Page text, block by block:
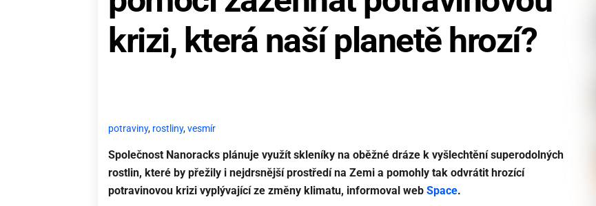
krizi, která naší planetě hrozí?
potraviny, rostliny,vesmír
Společnost Nanoracks plánuje využít skleníky na oběžné dráze k vyšlechtění superodolných
rostlin, které by přežily i nejdrsnější prostředí na Zemi a pomohly tak odvrátit hrozící
potravinovou krizi vyplývající ze změny klimatu, informoval web Space.